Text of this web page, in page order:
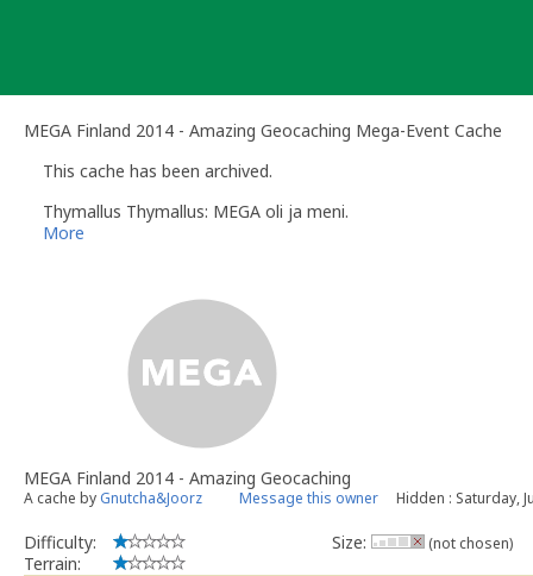
MEGA Finland 2014 - Amazing Geocaching Mega-Event Cache
This cache has been archived.
Thymallus Thymallus: MEGA oli ja meni.
More
MEGA Finland 2014 - Amazing Geocaching
A cache by Gnutcha&Joorz Message this owner Hidden : Saturday,
Difficulty:
Terrain:
Size: (not chosen)